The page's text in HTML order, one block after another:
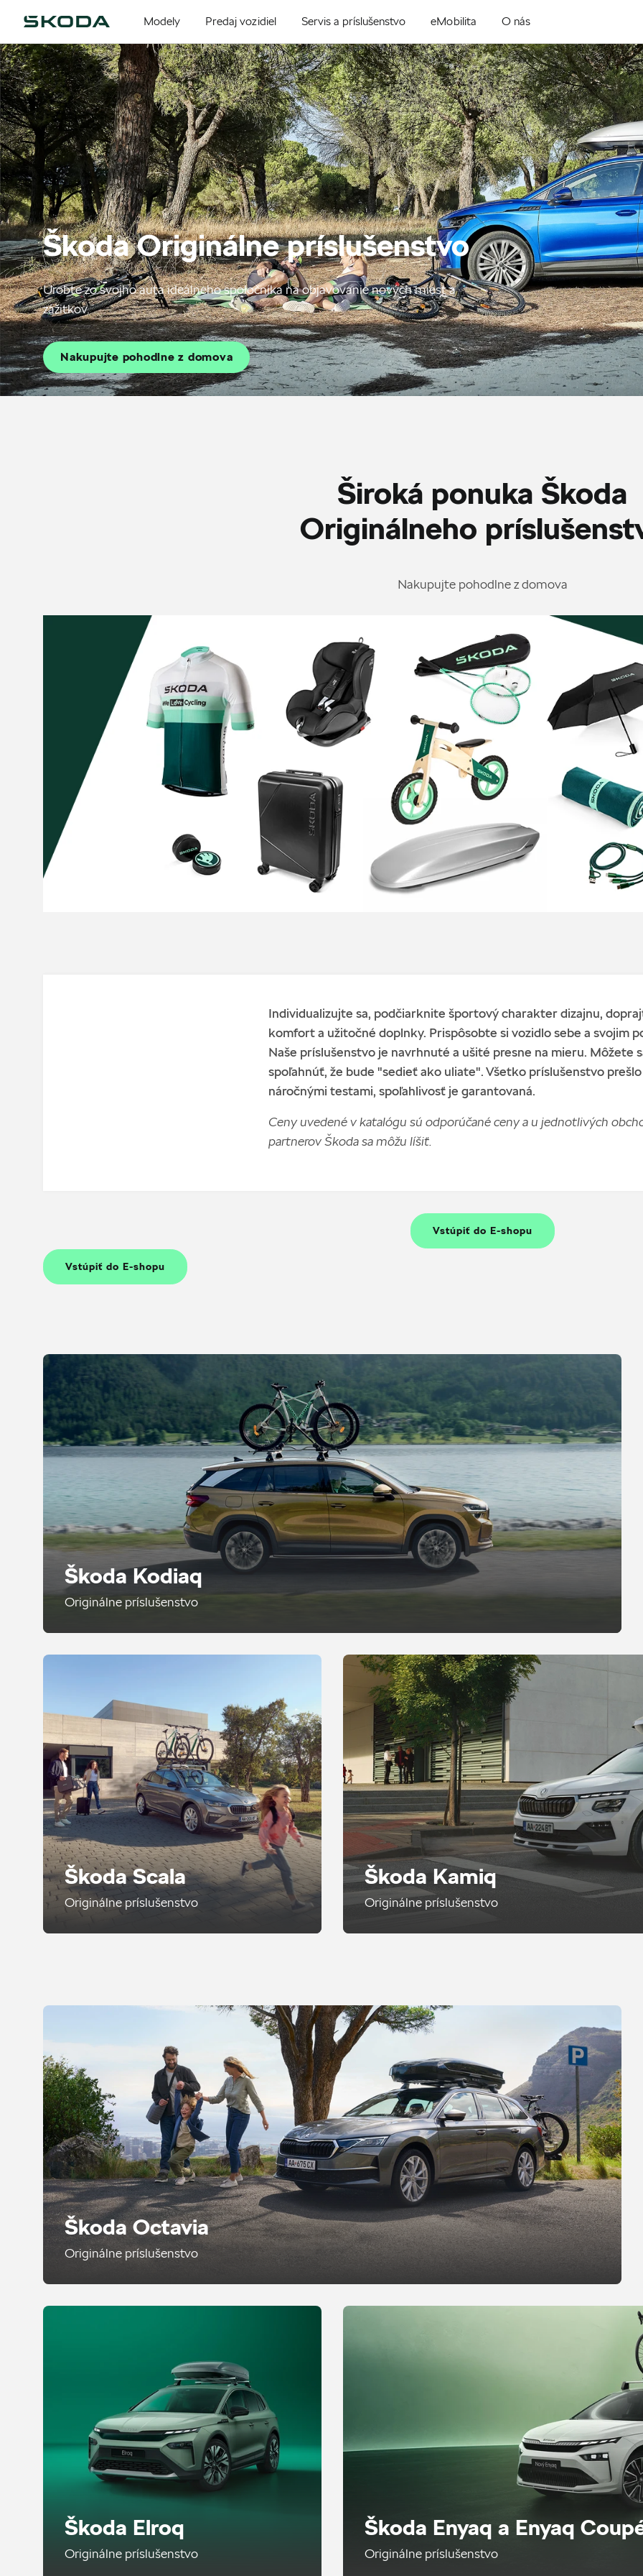
Modely Predaj vozidiel Servis a príslušenstvo eMobilita O nás
Škoda Originálne príslušenstvo
Urobte zo svojho auta ideálneho spoločníka na objavovanie nových miest a
zážitkov.
Nakupujte pohodlne z domova
Široká ponuka Škoda
Originálneho
Nakupujte pohodlne z domova
Individualizujte sa, podčiarknite športový charakter dizajnu,
komfort a užitočné doplnky. Prispôsobte si vozidlo sebe a svojim
Naše príslušenstvo je navrhnuté a ušité presne na mieru. Môžete
spoľahnúť, že bude "sedieť ako uliate". Všetko príslušenstvo prešlo
náročnými testami, spoľahlivosť je garantovaná.
Ceny uvedené v katalógu sú odporúčané ceny a u jednotlivých
partnerov Škoda sa môžu líšiť.
Vstúpiť do E-shopu
Vstúpiť do E-shopu
Škoda Kodiaq
Originálne príslušenstvo
Škoda Scala
Originálne príslušenstvo
Škoda Kamiq
Originálne príslušenstvo
Škoda Octavia
Originálne príslušenstvo
Škoda Elroq
Originálne príslušenstvo
Škoda Enyaq a Enyaq
Originálne príslušenstvo